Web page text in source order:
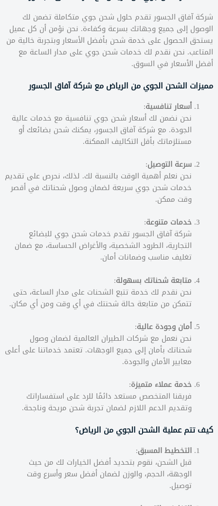
شركة آفاق الجسور تقدم حلول شحن جوي متكاملة تضمن لك
الوصول إلى جميع وجهاتك بسرعة وكفاءة. نحن نؤمن أن كل عميل
يستحق الحصول على خدمة شحن بأفضل الأسعار وبتجربة خالية من
المتاعب. نحن نقدم لك خدمات شحن جوي على مدار الساعة مع
أفضل الأسعار في السوق.
مميزات الشحن الجوي من الرياض مع شركة آفاق الجسور
أسعار تنافسية:
نحن نضمن لك أسعار شحن جوي تنافسية مع خدمات عالية
الجودة. مع شركة آفاق الجسور، يمكنك شحن بضائعك أو
مستلزماتك بأقل التكاليف الممكنة.
سرعة التوصيل:
نحن نعلم أهمية الوقت بالنسبة لك. لذلك، نحرص على تقديم
خدمات شحن جوي سريعة لضمان وصول شحناتك في أقصر
وقت ممكن.
خدمات متنوعة:
شركة آفاق الجسور تقدم خدمات شحن جوي للبضائع
التجارية، الطرود الشخصية، والأغراض الحساسة، مع ضمان
تغليف مناسب وضمانات أمان.
متابعة شحناتك بسهولة:
نحن نقدم لك خدمة تتبع الشحنات على مدار الساعة، حتى
تتمكن من متابعة حالة شحنتك في أي وقت ومن أي مكان.
أمان وجودة عالية:
نحن نعمل مع شركات الطيران العالمية لضمان وصول
شحناتك بأمان إلى جميع الوجهات. تعتمد خدماتنا على أعلى
معايير الأمان والجودة.
خدمة عملاء متميزة:
فريقنا المتخصص مستعد دائمًا للرد على استفساراتك
وتقديم الدعم اللازم لضمان تجربة شحن مريحة وناجحة.
كيف تتم عملية الشحن الجوي من الرياض؟
التخطيط المسبق:
قبل الشحن، نقوم بتحديد أفضل الخيارات لك من حيث
الوجهة، الحجم، والوزن لضمان أفضل سعر وأسرع وقت
توصيل.